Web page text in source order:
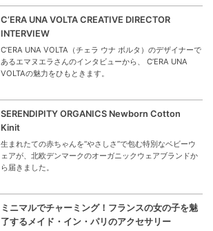
C’ERA UNA VOLTA CREATIVE DIRECTOR
INTERVIEW
C’ERA UNA VOLTA（チェラ ウナ ボルタ）のデザイナーで
あるエマヌエラさんのインタビューから、 C’ERA UNA
VOLTAの魅力をひもときます。
SERENDIPITY ORGANICS Newborn Cotton
Kinit
生まれたての赤ちゃんを“やさしさ”で包む特別なベビーウ
ェアが、北欧デンマークのオーガニックウェアブランドか
ら届きました。
ミニマルでチャーミング！フランスの女の子を魅
了するメイド・イン・パリのアクセサリー